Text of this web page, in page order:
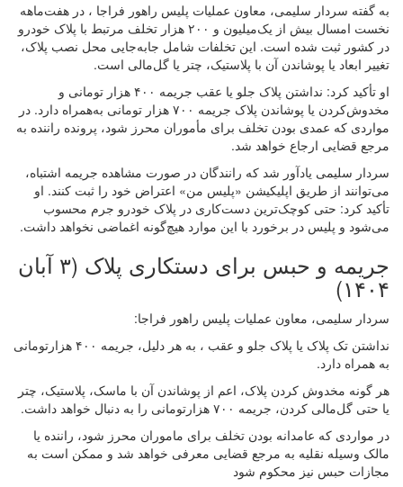
به گفته سردار سلیمی، معاون عملیات پلیس راهور فراجا ، در هفت‌ماهه
نخست امسال بیش از یک‌میلیون و ۲۰۰ هزار تخلف مرتبط با پلاک خودرو
در کشور ثبت شده است. این تخلفات شامل جابه‌جایی محل نصب پلاک،
تغییر ابعاد یا پوشاندن آن با پلاستیک، چتر یا گل‌مالی است.
او تأکید کرد: نداشتن پلاک جلو یا عقب جریمه ۴۰۰ هزار تومانی و
مخدوش‌کردن یا پوشاندن پلاک جریمه ۷۰۰ هزار تومانی به‌همراه دارد. در
مواردی که عمدی بودن تخلف برای مأموران محرز شود، پرونده راننده به
مرجع قضایی ارجاع خواهد شد.
سردار سلیمی یادآور شد که رانندگان در صورت مشاهده جریمه اشتباه،
می‌توانند از طریق اپلیکیشن «پلیس من» اعتراض خود را ثبت کنند. او
تأکید کرد: حتی کوچک‌ترین دست‌کاری در پلاک خودرو جرم محسوب
می‌شود و پلیس در برخورد با این موارد هیچ‌گونه اغماضی نخواهد داشت.
جریمه و حبس برای دستکاری پلاک (۳ آبان
۱۴۰۴)
سردار سلیمی، معاون عملیات پلیس راهور فراجا:
نداشتن تک پلاک یا پلاک جلو و عقب ، به هر دلیل، جریمه ۴۰۰ هزارتومانی
به همراه دارد.
هر گونه مخدوش کردن پلاک، اعم از پوشاندن آن با ماسک، پلاستیک، چتر
یا حتی گل‌مالی کردن، جریمه ۷۰۰ هزارتومانی را به دنبال خواهد داشت.
در مواردی که عامدانه بودن تخلف برای ماموران محرز شود، راننده یا
مالک وسیله نقلیه به مرجع قضایی معرفی خواهد شد و ممکن است به
مجازات حبس نیز محکوم شود